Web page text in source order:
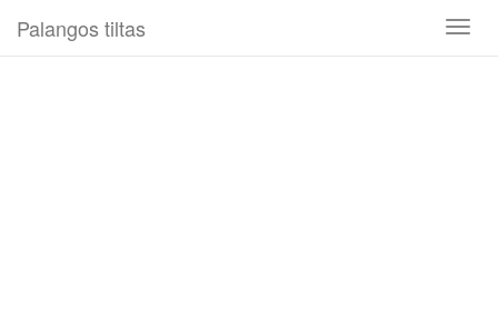
Toggle
Palangos tiltas